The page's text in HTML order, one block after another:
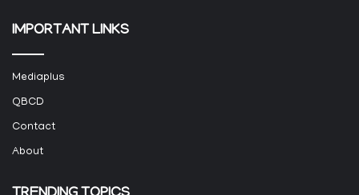
IMPORTANT LINKS
Mediaplus
QBCD
Contact
About